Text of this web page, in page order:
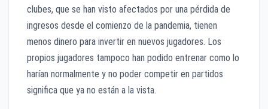
clubes, que se han visto afectados por una pérdida de
ingresos desde el comienzo de la pandemia, tienen
menos dinero para invertir en nuevos jugadores. Los
propios jugadores tampoco han podido entrenar como lo
harían normalmente y no poder competir en partidos
significa que ya no están a la vista.